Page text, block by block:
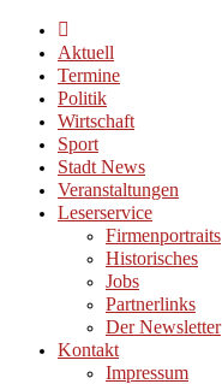
Aktuell
Termine
Politik
Wirtschaft
Sport
Stadt News
Veranstaltungen
Leserservice
Firmenportraits
Historisches
Jobs
Partnerlinks
Der Newsletter
Kontakt
Impressum